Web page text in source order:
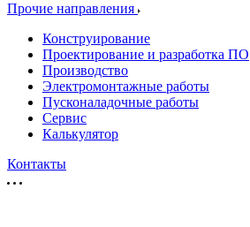
Прочие направления
Конструирование
Проектирование и разработка ПО
Производство
Электромонтажные работы
Пусконаладочные работы
Сервис
Калькулятор
Контакты